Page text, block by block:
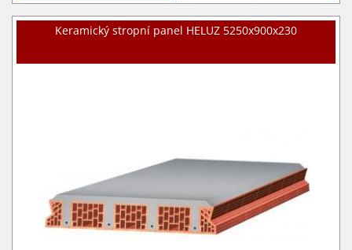
Keramický stropní panel HELUZ 5250x900x230